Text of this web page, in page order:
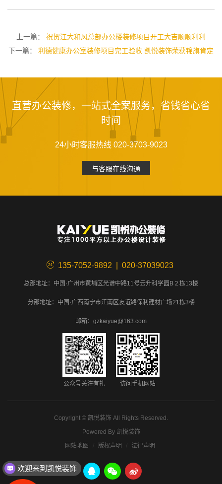
上一篇： 祝贺江大和风总部办公楼装修​项目开工大吉顺顺利利
下一篇： 利德健康办公室装修项目完工验收 凯悦装饰荣获锦旗肯定
直营办公装修，一站式全案服务，省钱省心省
时间
24小时客服热线 020-3703-9023
与客服在线沟通
135-7052-9892 | 020-37039023
总部地址：中国·广州市黄埔区光谱中路11号云升科学园B２栋13楼
分部地址：中国·广西南宁市江南区友谊路保利建材广场21栋3楼
邮箱：gzkaiyue@163.com
公众号关注有礼 访问手机网站
Copyright © 凯悦装饰 All Rights Reserved.
Powered By 凯悦装饰
网站地图
版权声明 法律声明
欢迎来到凯悦装饰